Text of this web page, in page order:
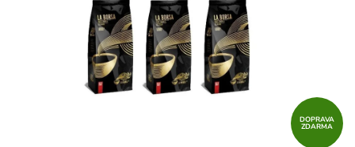
DOPRAVA
ZDARMA